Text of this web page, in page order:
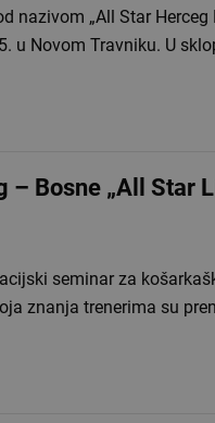
nazivom „All Star Herceg
– Bosne „All Star
košarkaške trenere, na